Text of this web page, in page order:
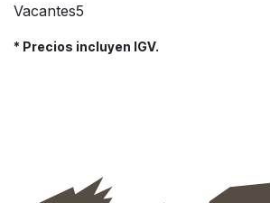
Vacantes5
* Precios incluyen IGV.